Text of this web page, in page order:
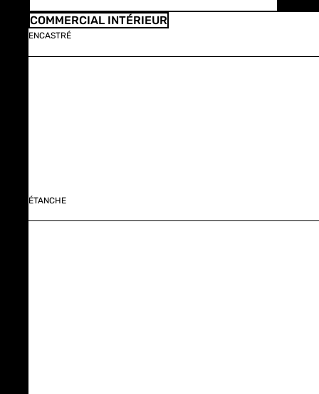
COMMERCIAL INTÉRIEUR
ENCASTRÉ
ÉTANCHE